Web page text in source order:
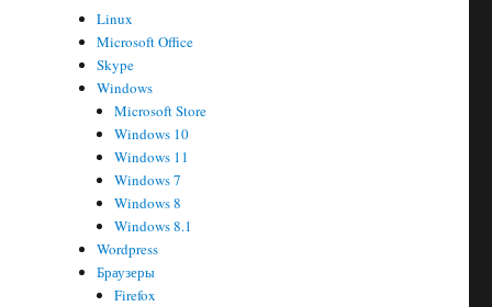
Linux
Microsoft Office
Skype
Windows
Microsoft Store
Windows 10
Windows 11
Windows 7
Windows 8
Windows 8.1
Wordpress
Браузеры
Firefox